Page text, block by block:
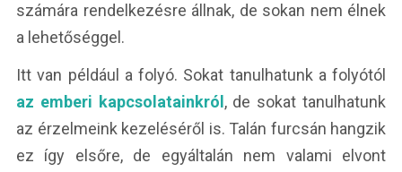
számára rendelkezésre állnak, de sokan nem élnek
a lehetőséggel.
Itt van például a folyó. Sokat tanulhatunk a folyótól
az emberi kapcsolatainkról , de sokat tanulhatunk
az érzelmeink kezeléséről is. Talán furcsán hangzik
ez így elsőre, de egyáltalán nem valami elvont